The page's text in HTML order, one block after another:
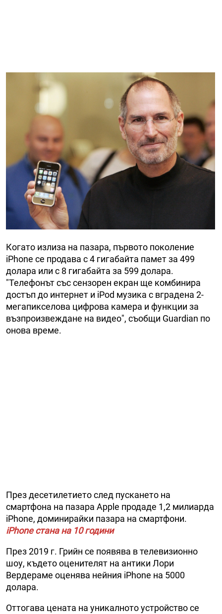
Когато излиза на пазара, първото поколение
iPhone се продава с 4 гигабайта памет за 499
долара или с 8 гигабайта за 599 долара.
"Телефонът със сензорен екран ще комбинира
достъп до интернет и iPod музика с вградена 2-
мегапикселова цифрова камера и функции за
възпроизвеждане на видео", съобщи Guardian по
онова време.
През десетилетието след пускането на
смартфона на пазара Apple продаде 1,2 милиарда
iPhone, доминирайки пазара на смартфони.
iPhone стана на 10 години
През 2019 г. Грийн се появява в телевизионно
шоу, където оценителят на антики Лори
Вердераме оценява нейния iPhone на 5000
долара.
Оттогава цената на уникалното устройство се